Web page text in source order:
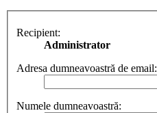
Recipient:
Administrator
Adresa dumneavoastră de email:
Numele dumneavoastră: